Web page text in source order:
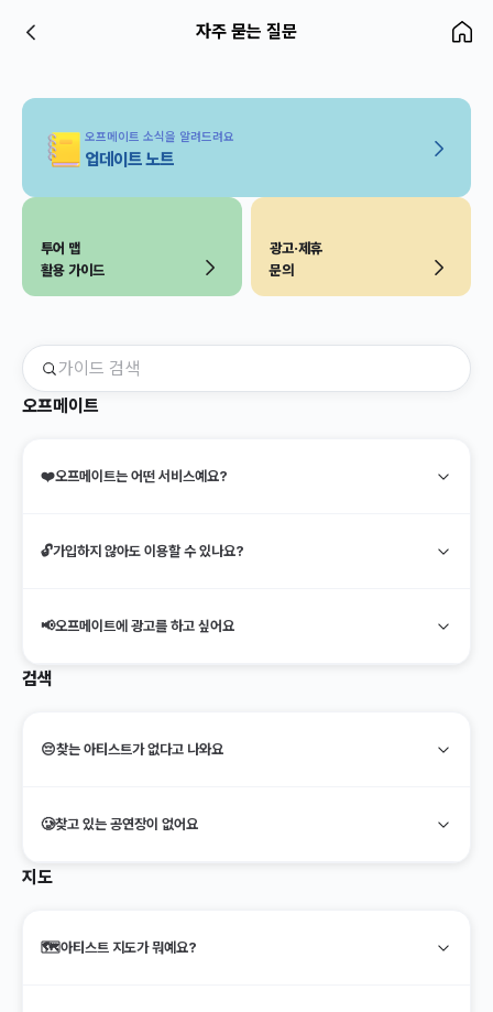
자주 묻는 질문
오프메이트 소식을 알려드려요
업데이트 노트
투어 맵
활용 가이드
광고·제휴
문의
오프메이트
❤️오프메이트는 어떤 서비스예요?
🔓가입하지 않아도 이용할 수 있나요?
📢오프메이트에 광고를 하고 싶어요
검색
😔찾는 아티스트가 없다고 나와요
🥲찾고 있는 공연장이 없어요
지도
🗺️아티스트 지도가 뭐예요?